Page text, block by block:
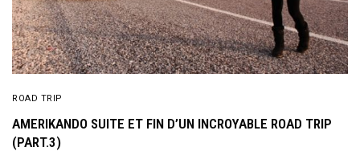
ROAD TRIP
AMERIKANDO SUITE ET FIN D’UN INCROYABLE ROAD TRIP
(PART.3)